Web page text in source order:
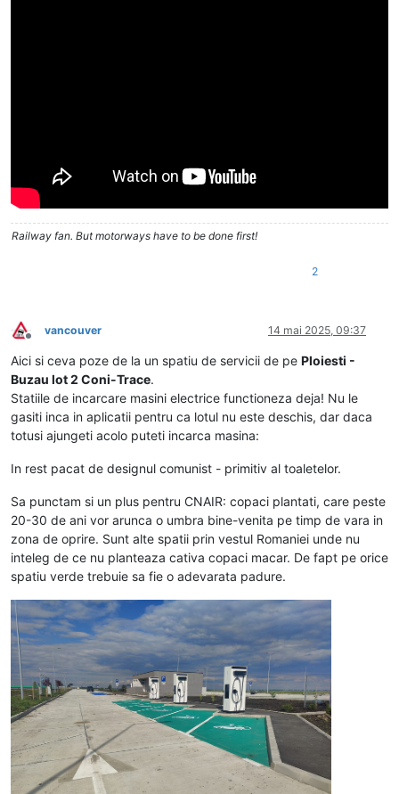
Railway fan. But motorways have to be done first!
2
Deconectat
vancouver 14 mai 2025, 09:37
Aici si ceva poze de la un spatiu de servicii de pe Ploiesti -
Buzau lot 2 Coni-Trace.
Statiile de incarcare masini electrice functioneza deja! Nu le
gasiti inca in aplicatii pentru ca lotul nu este deschis, dar daca
totusi ajungeti acolo puteti incarca masina:
In rest pacat de designul comunist - primitiv al toaletelor.
Sa punctam si un plus pentru CNAIR: copaci plantati, care peste
20-30 de ani vor arunca o umbra bine-venita pe timp de vara in
zona de oprire. Sunt alte spatii prin vestul Romaniei unde nu
inteleg de ce nu planteaza cativa copaci macar. De fapt pe orice
spatiu verde trebuie sa fie o adevarata padure.